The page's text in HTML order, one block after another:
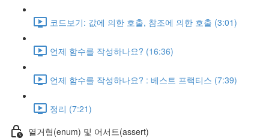
코드보기: 값에 의한 호출, 참조에 의한 호출 (3:01)
언제 함수를 작성하나요? (16:36)
언제 함수를 작성하나요? : 베스트 프랙티스 (7:39)
정리 (7:21)
열거형(enum) 및 어서트(assert)